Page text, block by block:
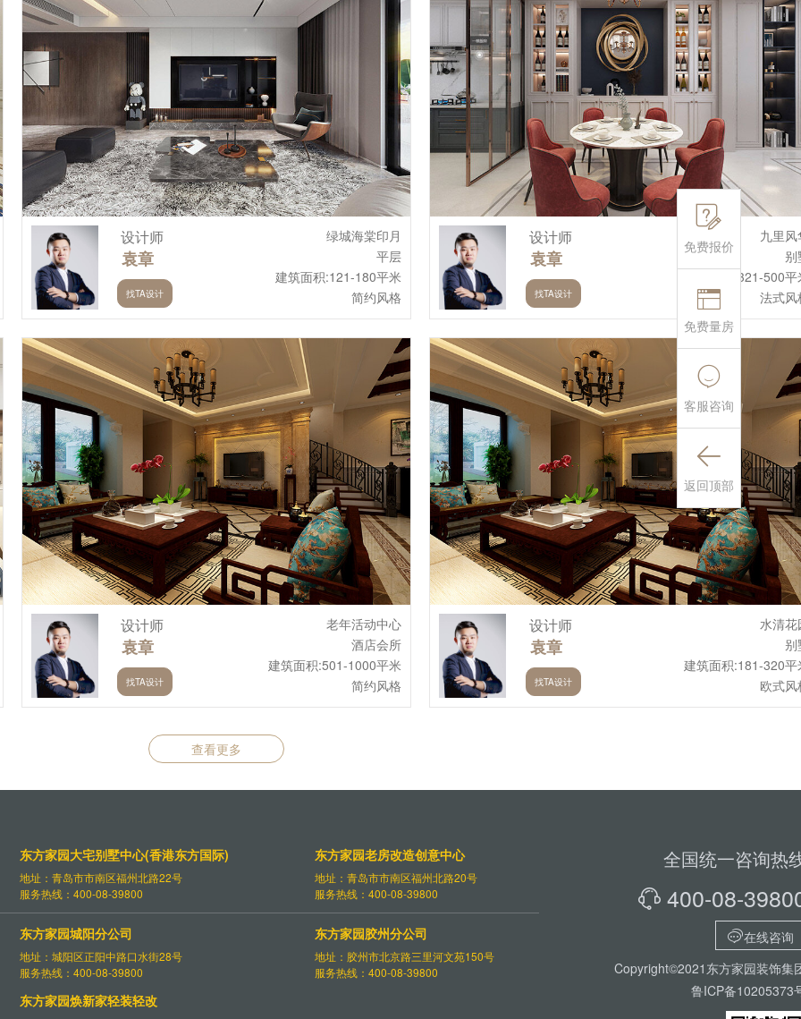
设计师
袁章
找TA设计
绿城海棠印月
平层
建筑面积:121-180平米
简约风格
设计师
袁章
找TA设计
九里风
别
建筑面积:321-500
法式风
设计师
袁章
找TA设计
老年活动中心
酒店会所
建筑面积:501-1000平米
简约风格
设计师
袁章
找TA设计
水清花
别
建筑面积:181-320平
欧式风
查看更多
东方家园大宅别墅中心(香港东方国际)
地址：青岛市市南区福州北路22号
服务热线：400-08-39800
东方家园老房改造创意中心
地址：青岛市市南区福州北路20号
服务热线：400-08-39800
东方家园城阳分公司
地址：城阳区正阳中路口水街28号
服务热线：400-08-39800
东方家园胶州分公司
地址：胶州市北京路三里河文苑150号
服务热线：400-08-39800
东方家园焕新家轻装轻改
全国统一咨询热
 400-08-
在线咨询
Copyright©2021东方家园装饰集
鲁ICP备10205373

免费报价

免费量房

客服咨询

返回顶部